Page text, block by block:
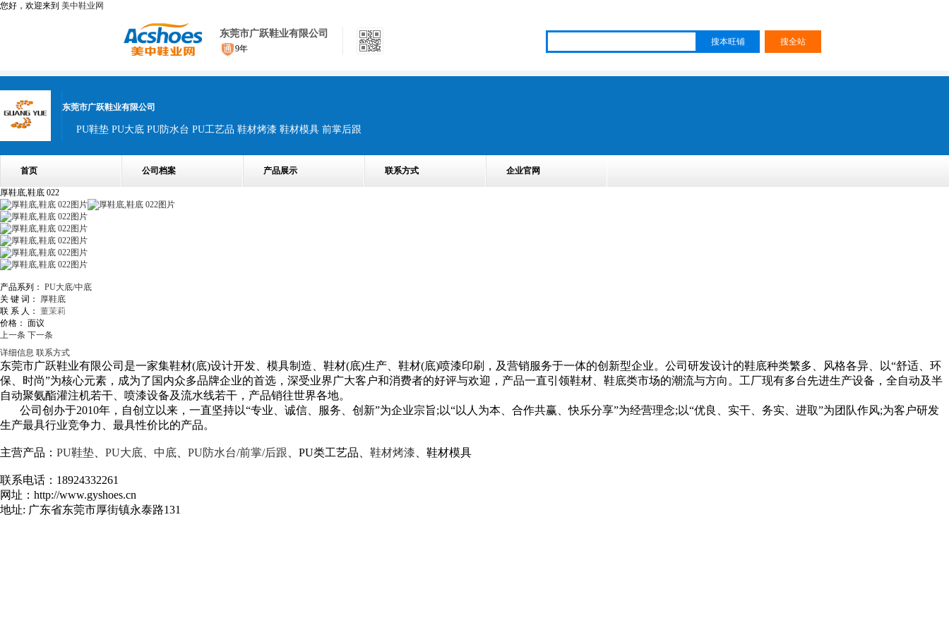
您好，欢迎来到 美中鞋业网
东莞市广跃鞋业有限公司
9年
东莞市广跃鞋业有限公司
PU鞋垫 PU大底 PU防水台 PU工艺品 鞋材烤漆 鞋材模具 前掌后跟
首页 公司档案 产品展示 联系方式 企业官网
厚鞋底,鞋底 022
产品系列： PU大底/中底
关 键 词：
厚鞋底
联 系 人： 董茉莉
价格： 面议
上一条 下一条
详细信息 联系方式
东莞市广跃鞋业有限公司是一家集鞋材(底)设计开发、模具制造、鞋材(底)生产、鞋材(底)喷漆印刷，及营销服务于一体的创新型企业。公司研发设计的鞋底种类繁多、风格各异、以“舒适、环
保、时尚”为核心元素，成为了国内众多品牌企业的首选，深受业界广大客户和消费者的好评与欢迎，产品一直引领鞋材、鞋底类市场的潮流与方向。工厂现有多台先进生产设备，全自动及半
自动聚氨酯灌注机若干、喷漆设备及流水线若干，产品销往世界各地。
公司创办于2010年，自创立以来，一直坚持以“专业、诚信、服务、创新”为企业宗旨;以“以人为本、合作共赢、快乐分享”为经营理念;以“优良、实干、务实、进取”为团队作风;为客户研发
生产最具行业竞争力、最具性价比的产品。
主营产品： PU鞋垫 PU大底、中底 PU防水台/前掌/后跟 、PU类工艺品、 鞋材烤漆 、鞋材模具
联系电话：18924332261
网址：http://www.gyshoes.cn
地址: 广东省东莞市厚街镇永泰路131